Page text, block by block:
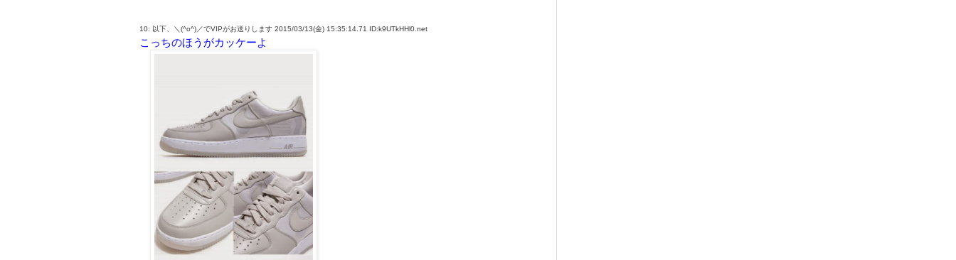
10: 以下、＼(^o^)／でVIPがお送りします 2015/03/13(金) 15:35:14.71 ID:k9UTkHHl0.net
こっちのほうがカッケーよ